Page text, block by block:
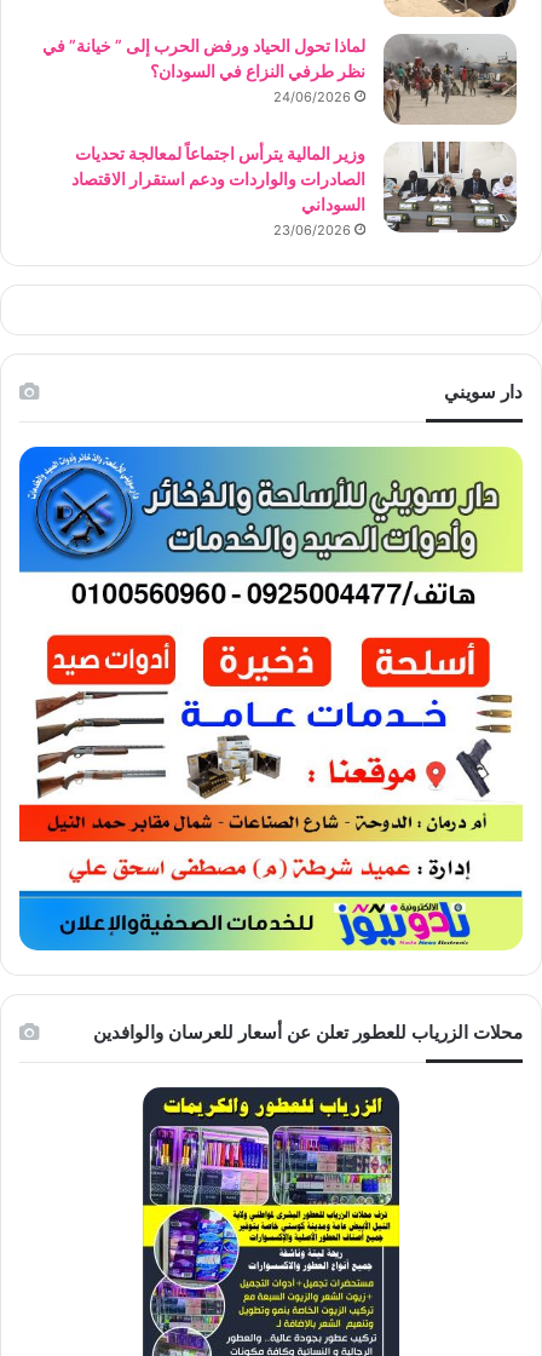
لماذا تحول الحياد ورفض الحرب إلى ” خيانة” في
نظر طرفي النزاع في السودان؟
24/06/2026
وزير المالية يترأس اجتماعاً لمعالجة تحديات
الصادرات والواردات ودعم استقرار الاقتصاد
السوداني
23/06/2026
دار سويني
محلات الزرياب للعطور تعلن عن أسعار للعرسان والوافدين